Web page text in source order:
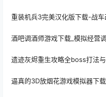
重装机兵3完美汉化版下载-战
酒吧调酒师游戏下载_模拟经营
遗迹灰烬重生攻略全boss打法
逼真的3D放烟花游戏模拟器下